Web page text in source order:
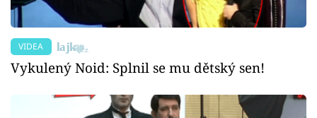
VIDEA
Vykulený Noid: Splnil se mu dětský sen!